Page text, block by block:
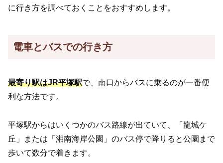
に行き方を調べておくことをおすすめします。
電車とバスでの行き方
最寄り駅はJR平塚駅で、南口からバスに乗るのが一番便
利な方法です。
平塚駅からはいくつかのバス路線が出ていて、「龍城ケ
丘」または「湘南海岸公園」のバス停で降りると公園まで
歩いて数分で着きます。